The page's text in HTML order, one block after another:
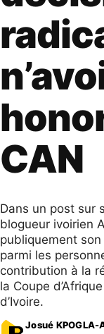
CAN
Dans un post sur
blogueur ivoirien
publiquement
parmi les
contribution à la
la Coupe
d’Ivoire.
Josué KPOGLA-